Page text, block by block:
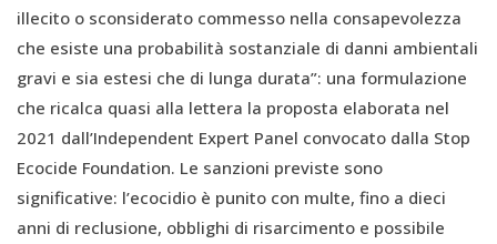
illecito o sconsiderato commesso nella consapevolezza
che esiste una probabilità sostanziale di danni ambientali
gravi e sia estesi che di lunga durata”: una formulazione
che ricalca quasi alla lettera la proposta elaborata nel
2021 dall’Independent Expert Panel convocato dalla Stop
Ecocide Foundation. Le sanzioni previste sono
significative: l’ecocidio è punito con multe, fino a dieci
anni di reclusione, obblighi di risarcimento e possibile